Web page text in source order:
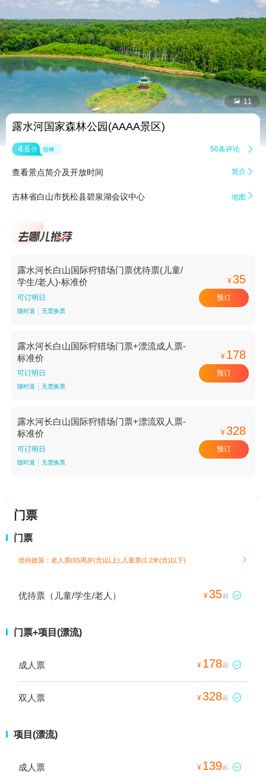
 11
露水河国家森林公园(AAAA景区)
4.6 分 很棒 50条评论 
查看景点简介及开放时间 简介 
吉林省白山市抚松县碧泉湖会议中心 地图 
露水河长白山国际狩猎场门票优待票(儿童/
学生/老人)-标准价
可订明日
随时退 无需换票
¥35
预订
露水河长白山国际狩猎场门票+漂流成人票-
标准价
可订明日
随时退 无需换票
¥ 178
预订
露水河长白山国际狩猎场门票+漂流双人票-
标准价
可订明日
随时退 无需换票
¥328
预订
门票
门票
优待政策：老人票(65周岁(含)以上),儿童票(1.2米(含)以下) 
优待票（儿童/学生/老人） ¥35起 
门票+项目(漂流)
成人票 ¥ 178起 
双人票 ¥328起 
项目(漂流)
成人票 ¥ 139起 